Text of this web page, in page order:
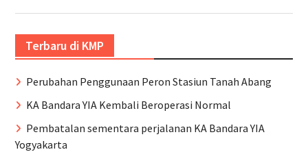
Terbaru di KMP
Perubahan Penggunaan Peron Stasiun Tanah Abang
KA Bandara YIA Kembali Beroperasi Normal
Pembatalan sementara perjalanan KA Bandara YIA
Yogyakarta